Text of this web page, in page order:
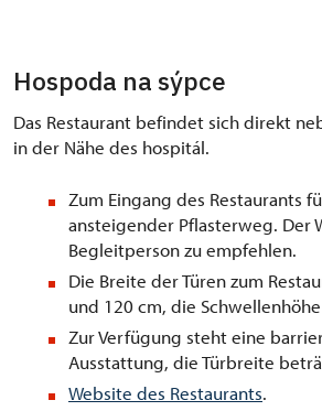
Hospoda na sýpce
Das Restaurant befindet sich direkt
in der Nähe des hospitál.
Zum Eingang des Restaurants
ansteigender Pflasterweg. Der
Begleitperson zu empfehlen.
Die Breite der Türen zum
und 120 cm, die
Zur Verfügung steht eine
Ausstattung, die Türbreite
Website des Restaurants.